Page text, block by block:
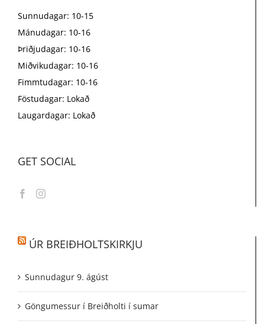
Sunnudagar: 10-15
Mánudagar: 10-16
Þriðjudagar: 10-16
Miðvikudagar: 10-16
Fimmtudagar: 10-16
Föstudagar: Lokað
Laugardagar: Lokað
GET SOCIAL
ÚR BREIÐHOLTSKIRKJU
Sunnudagur 9. ágúst
Göngumessur í Breiðholti í sumar